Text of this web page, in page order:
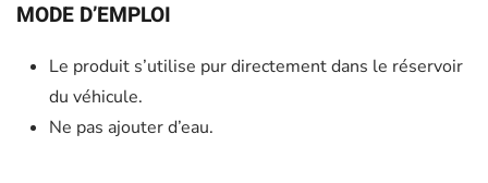
MODE D’EMPLOI
Le produit s’utilise pur directement dans le réservoir
du véhicule.
Ne pas ajouter d’eau.